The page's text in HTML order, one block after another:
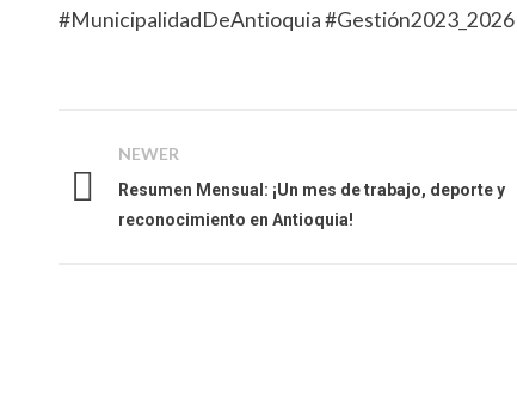
#MunicipalidadDeAntioquia#Gestión2023_2026
NEWER
Resumen Mensual: ¡Un mes de trabajo, deporte y
reconocimiento en Antioquia!